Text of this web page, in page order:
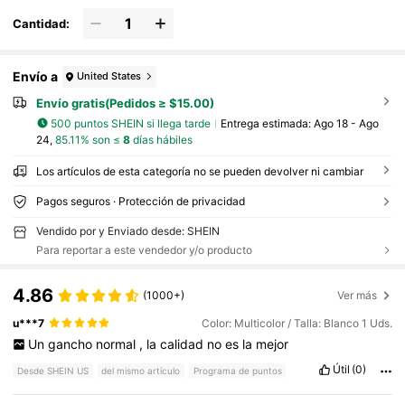
Cantidad:
Envío a United States
Envío gratis(Pedidos ≥ $15.00)
500 puntos SHEIN si llega tarde Entrega estimada: Ago 18 - Ago
24, 85.11% son ≤ 8días hábiles
Los artículos de esta categoría no se pueden devolver ni cambiar
Pagos seguros · Protección de privacidad
Vendido por y Enviado desde: SHEIN
Para reportar a este vendedor y/o producto
4.86 (1000+) Ver más
u***7 Color: Multicolor / Talla: Blanco 1 Uds.
Un gancho normal , la calidad no es la mejor
Desde SHEIN US del mismo artículo Programa de puntos Útil (0)